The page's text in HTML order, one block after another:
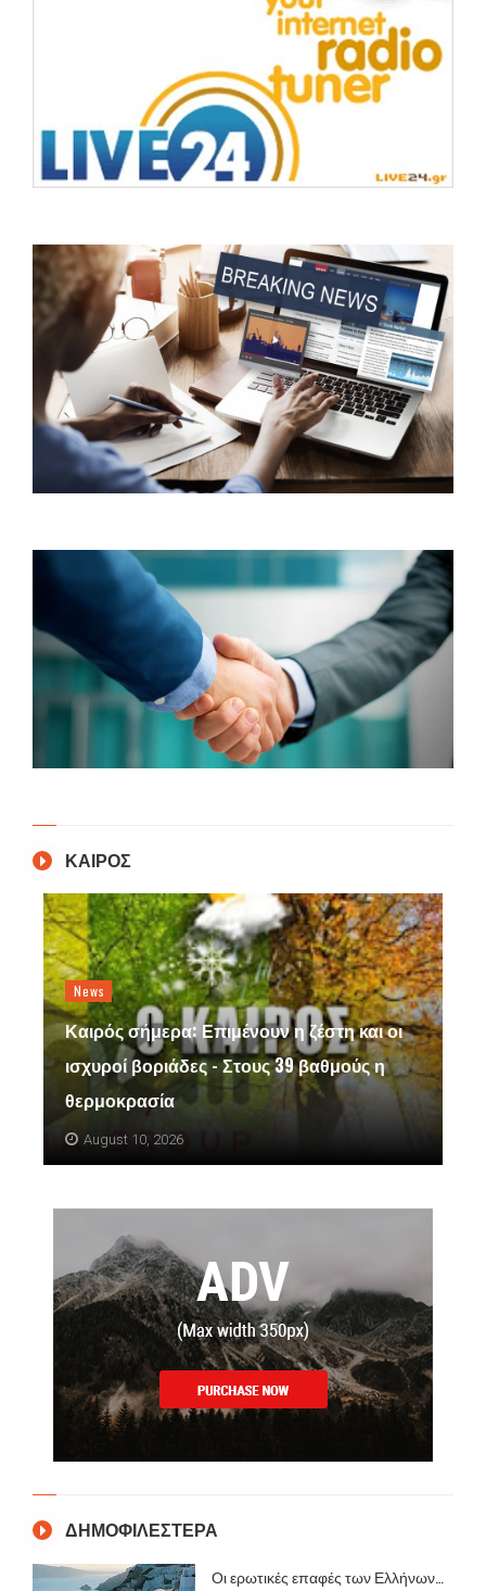
ΚΑΙΡΟΣ
News
Καιρός σήμερα: Επιμένουν η ζέστη και οι
ισχυροί βοριάδες - Στους 39 βαθμούς η
θερμοκρασία
August 10, 2026
ΔΗΜΟΦΙΛΕΣΤΕΡΑ
Οι ερωτικές επαφές των Ελλήνων…